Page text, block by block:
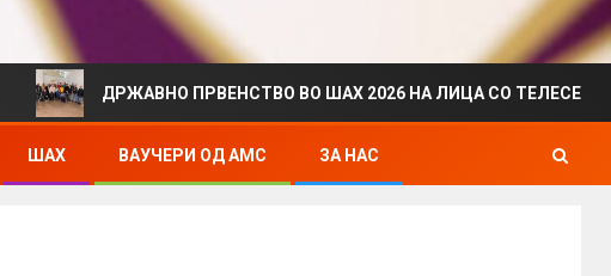
ДРЖАВНО ПРВЕНСТВО ВО ШАХ 2026 НА ЛИЦА СО ТЕЛЕСЕН
ШАХ ВАУЧЕРИ ОД АМС ЗА НАС